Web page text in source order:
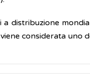
distribuzione
considerata